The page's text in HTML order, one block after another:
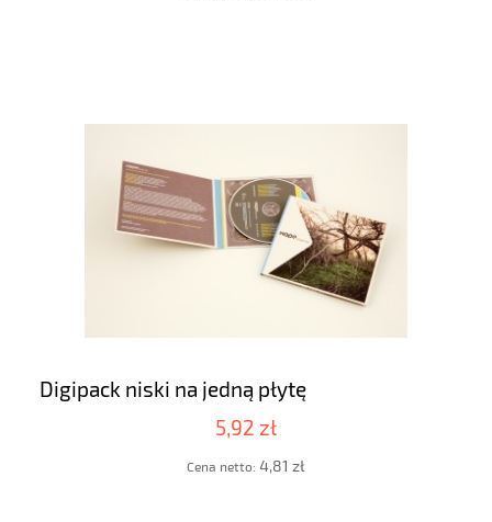
Digipack niski na jedną płytę
5,92 zł
Cena netto: 4,81 zł